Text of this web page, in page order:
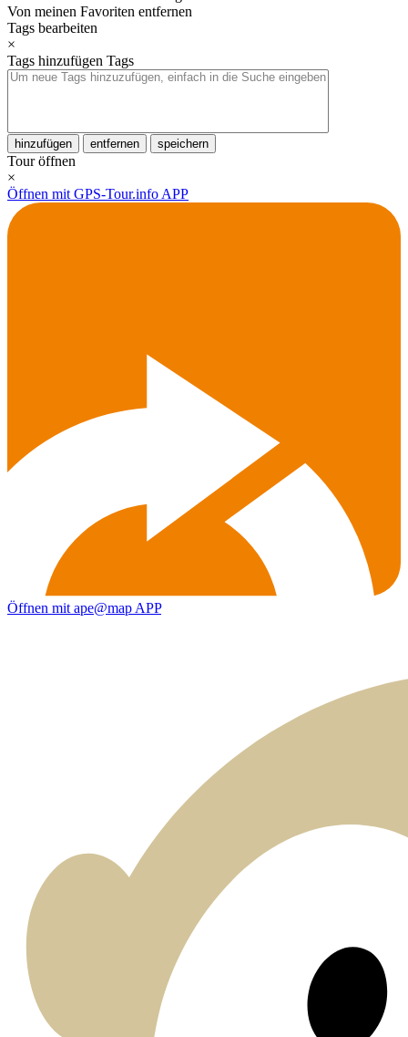
Von meinen Favoriten entfernen
Tags bearbeiten
×
Tags hinzufügen Tags
hinzufügen entfernen speichern
Tour öffnen
×
Öffnen mit GPS-Tour.info APP
Öffnen mit ape@map APP